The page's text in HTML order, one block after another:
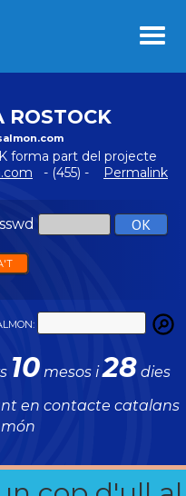
ROSTOCK
forma part del projecte
- (455) -
Permalink
10mesos i28 dies
en contacte catalans